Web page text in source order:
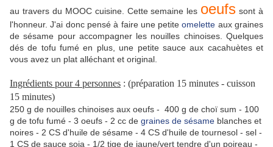
au travers du MOOC cuisine. Cette semaine les oeufs sont à
l'honneur. J'ai donc pensé à faire une petiteomelette aux graines
de sésame pour accompagner les nouilles chinoises. Quelques
dés de tofu fumé en plus, une petite sauce aux cacahuètes et
vous avez un plat alléchant et original.
Ingrédients pour 4 personnes : (préparation 15 minutes - cuisson
15 minutes)
250 g de nouilles chinoises aux oeufs - 400 g de choï sum - 100
g de tofu fumé - 3 oeufs - 2 cc de graines de sésame blanches et
noires - 2 CS d'huile de sésame - 4 CS d'huile de tournesol - sel -
1 CS de sauce soja - 1/2 tige de jaune/vert tendre d'un poireau -